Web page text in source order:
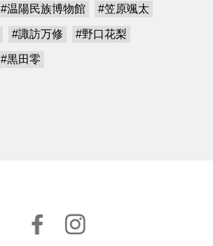
#温陽民族博物館 #笠原颯太
#諏訪万修 #野口花梨
#黒田零